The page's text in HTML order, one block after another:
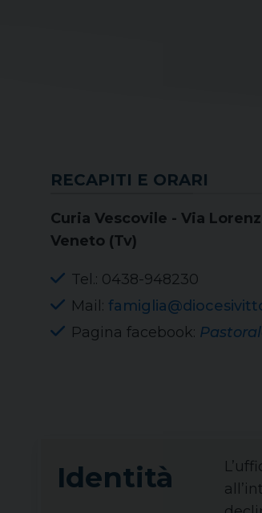
RECAPITI E ORARI
Curia Vescovile - Via
Veneto (Tv)
Tel.: 0438-948230
Mail:
Pagina facebook:
Identità